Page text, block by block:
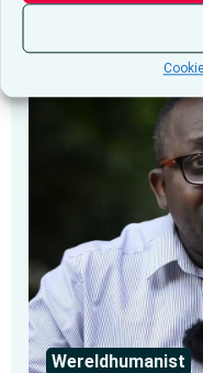
Wereldhumanist